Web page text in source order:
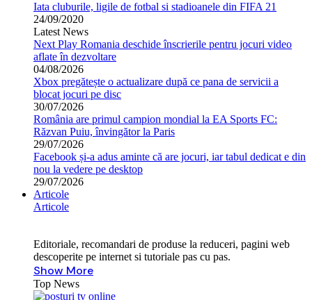
Iata cluburile, ligile de fotbal si stadioanele din FIFA 21
24/09/2020
Latest News
Next Play Romania deschide înscrierile pentru jocuri video
aflate în dezvoltare
04/08/2026
Xbox pregătește o actualizare după ce pana de servicii a
blocat jocuri pe disc
30/07/2026
România are primul campion mondial la EA Sports FC:
Răzvan Puiu, învingător la Paris
29/07/2026
Facebook și-a adus aminte că are jocuri, iar tabul dedicat e din
nou la vedere pe desktop
29/07/2026
Articole
Articole
Editoriale, recomandari de produse la reduceri, pagini web
descoperite pe internet si tutoriale pas cu pas.
Show More
Top News